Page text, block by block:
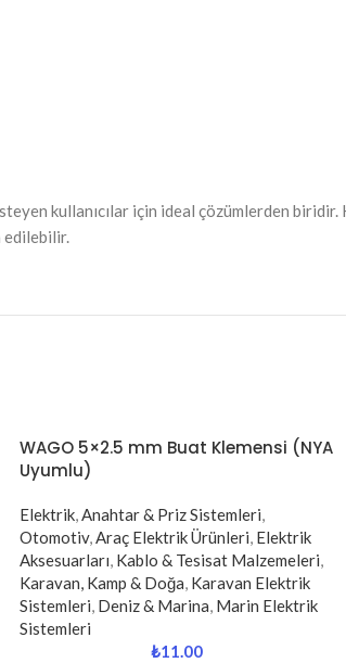
kullanıcılar için ideal çözümlerden biridir.
edilebilir.
WAGO 5×2.5 mm Buat Klemensi (NYA
Uyumlu)
Elektrik,Anahtar & Priz Sistemleri,
Otomotiv,Araç Elektrik Ürünleri, Elektrik
Aksesuarları, Kablo & Tesisat Malzemeleri,
Karavan, Kamp & Doğa, Karavan Elektrik
Sistemleri, Deniz & Marina, Marin Elektrik
Sistemleri
₺11.00